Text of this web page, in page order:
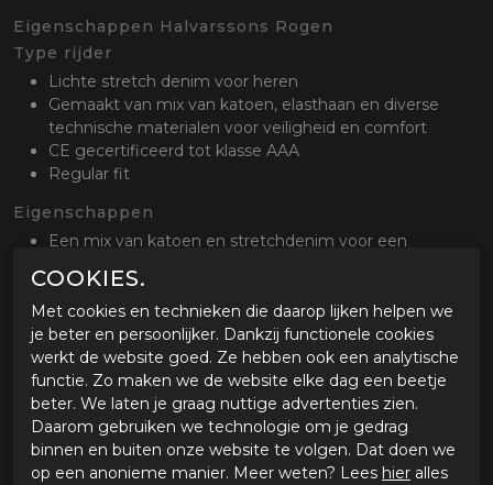
Eigenschappen Halvarssons Rogen
Type rijder
Lichte stretch denim voor heren
Gemaakt van mix van katoen, elasthaan en diverse
technische materialen voor veiligheid en comfort
CE gecertificeerd tot klasse AAA
Regular fit
Eigenschappen
Een mix van katoen en stretchdenim voor een
Verstelbare CE gecertificeerde knie- en
heupprotectoren level 2
Lange bevestigingrits voor aan een jas
Optioneel
Verkrijgbaar in de maten 46 tot en met 60, S48 tot en
met S58
COOKIES.
Met cookies en technieken die daarop lijken helpen we
je beter en persoonlijker. Dankzij functionele cookies
werkt de website goed. Ze hebben ook een analytische
functie. Zo maken we de website elke dag een beetje
beter. We laten je graag nuttige advertenties zien.
Daarom gebruiken we technologie om je gedrag
binnen en buiten onze website te volgen. Dat doen we
op een anonieme manier. Meer weten? Lees hier alles